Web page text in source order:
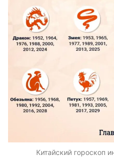
Китайский гороскоп